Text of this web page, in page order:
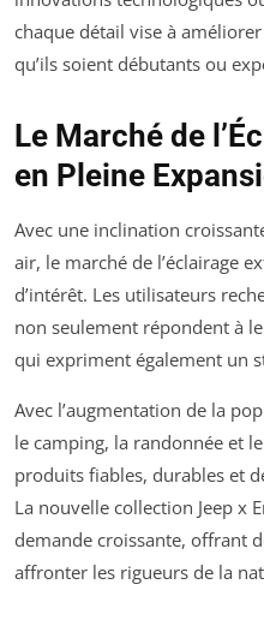
chaque détail vise à
qu’ils soient débutants ou
Le Marché de
en Pleine
Avec une inclination
air, le marché de l’éclairage
d’intérêt. Les utilisateurs
non seulement répondent à
qui expriment également un
Avec l’augmentation de la
le camping, la randonnée et
produits fiables, durables et
La nouvelle collection Jeep x
demande croissante, offrant
affronter les rigueurs de la